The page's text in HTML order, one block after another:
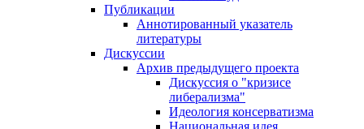
Публикации
Аннотированный указатель
литературы
Дискуссии
Архив предыдущего проекта
Дискуссия о "кризисе
либерализма"
Идеология консерватизма
Национальная идея